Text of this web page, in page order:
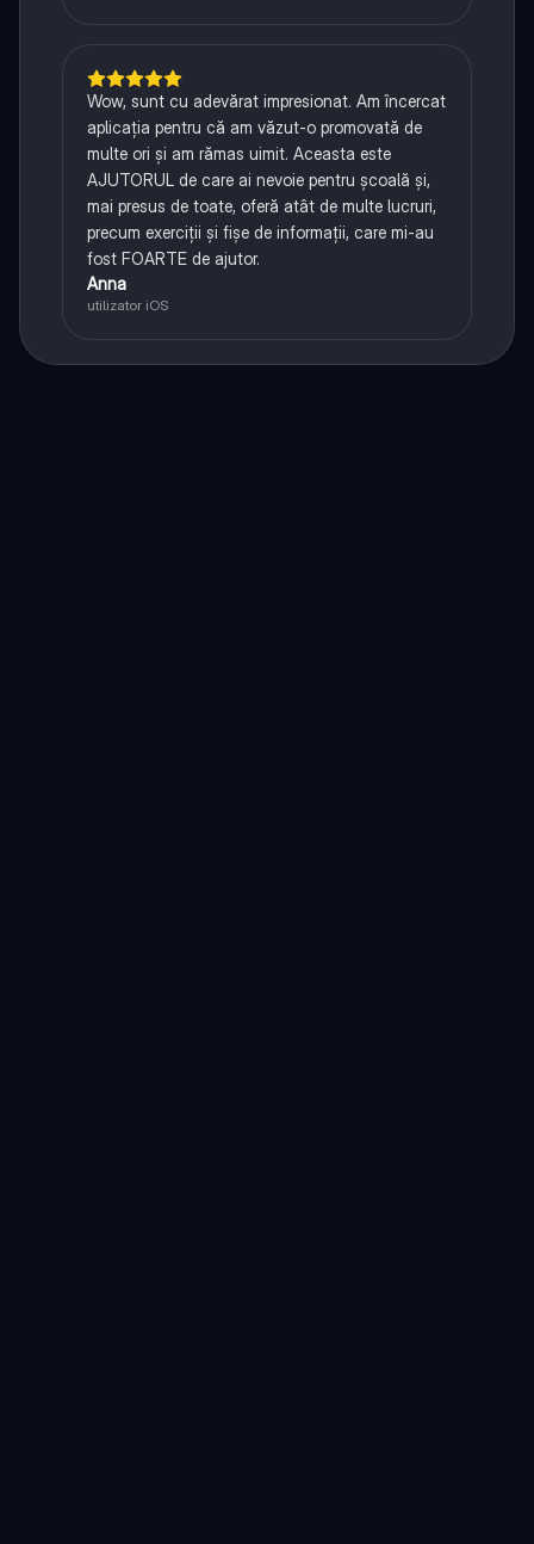
Wow, sunt cu adevărat impresionat. Am încercat
aplicația pentru că am văzut-o promovată de
multe ori și am rămas uimit. Aceasta este
AJUTORUL de care ai nevoie pentru școală și,
mai presus de toate, oferă atât de multe lucruri,
precum exerciții și fișe de informații, care mi-au
fost FOARTE de ajutor.
Anna
utilizator iOS